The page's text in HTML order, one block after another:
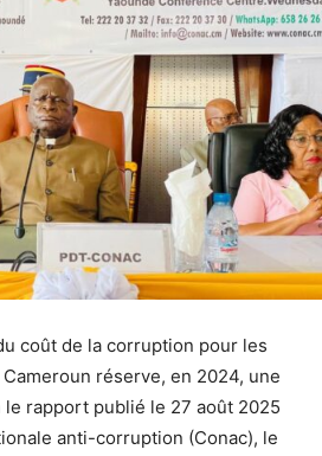
coût de la corruption pour les
réserve, en 2024, une
rapport publié le 27 août 2025
anti-corruption (Conac), le